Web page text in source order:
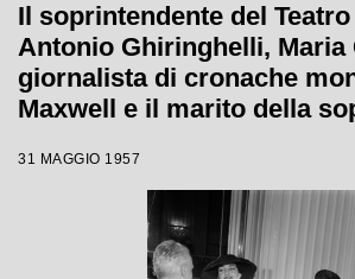
Il soprintendente del
Antonio Ghiringhelli, Maria
giornalista di cronache
Maxwell e il marito della
ristorante Savini a Milano
31 MAGGIO 1957